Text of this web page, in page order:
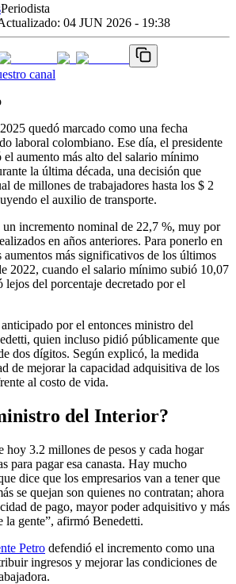
Periodista
04 JUN 2026 - 19:38
canal
quedó marcado como una fecha
laboral colombiano. Ese día, el presidente
aumento más alto del salario mínimo
la última década, una decisión que
de millones de trabajadores hasta los $ 2
el auxilio de transporte.
un incremento nominal de 22,7 %, muy por
en años anteriores. Para ponerlo en
aumentos más significativos de los últimos
2022, cuando el salario mínimo subió 10,07
lejos del porcentaje decretado por el
por el entonces ministro del
quien incluso pidió públicamente que
dos dígitos. Según explicó, la medida
de mejorar la capacidad adquisitiva de los
al costo de vida.
del Interior?
hoy 3.2 millones de pesos y cada hogar
para pagar esa canasta. Hay mucho
dice que los empresarios van a tener que
se quejan son quienes no contratan; ahora
de pago, mayor poder adquisitivo y más
la gente”, afirmó Benedetti.
Petro defendió el incremento como una
ingresos y mejorar las condiciones de